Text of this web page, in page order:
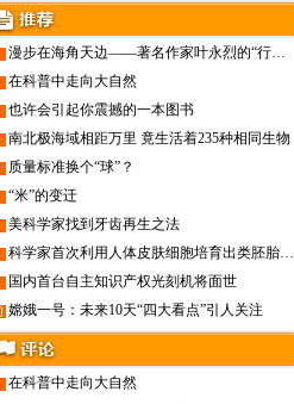
漫步在海角天边——著名作家叶永烈的“行走文学”之旅
在科普中走向大自然
也许会引起你震撼的一本图书
南北极海域相距万里 竟生活着235种相同生物
质量标准换个“球”？
“米”的变迁
美科学家找到牙齿再生之法
科学家首次利用人体皮肤细胞培育出类胚胎干细胞
国内首台自主知识产权光刻机将面世
嫦娥一号：未来10天“四大看点”引人关注
在科普中走向大自然